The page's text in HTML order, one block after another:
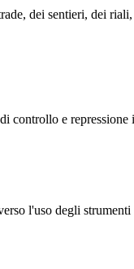
dei sentieri, dei
e
l'uso degli